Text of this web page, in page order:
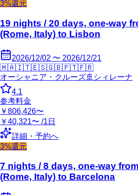
3%還元
19 nights / 20 days, one-way
(Rome, Italy) to Lisbon
2026/12/02 〜 2026/12/21
🇲🇦🇮🇹🇪🇸🇬🇧🇵🇹🇫🇷
オーシャニア・クルーズ🚢 シィレーナ
4.1
参考料金
￥806,426〜
￥40,321〜 /1日
詳細・予約へ
3%還元
7 nights / 8 days, one-way
(Rome, Italy) to Barcelona